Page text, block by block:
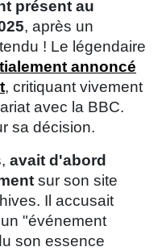
présent au
, après un
! Le légendaire
annoncé
, critiquant vivement
avec la BBC.
sa décision.
avait d'abord
sur son site
Il accusait
"événement
son essence